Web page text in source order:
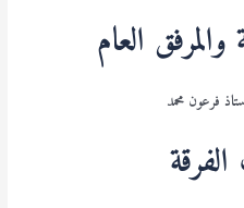
العام
فرعون محمد